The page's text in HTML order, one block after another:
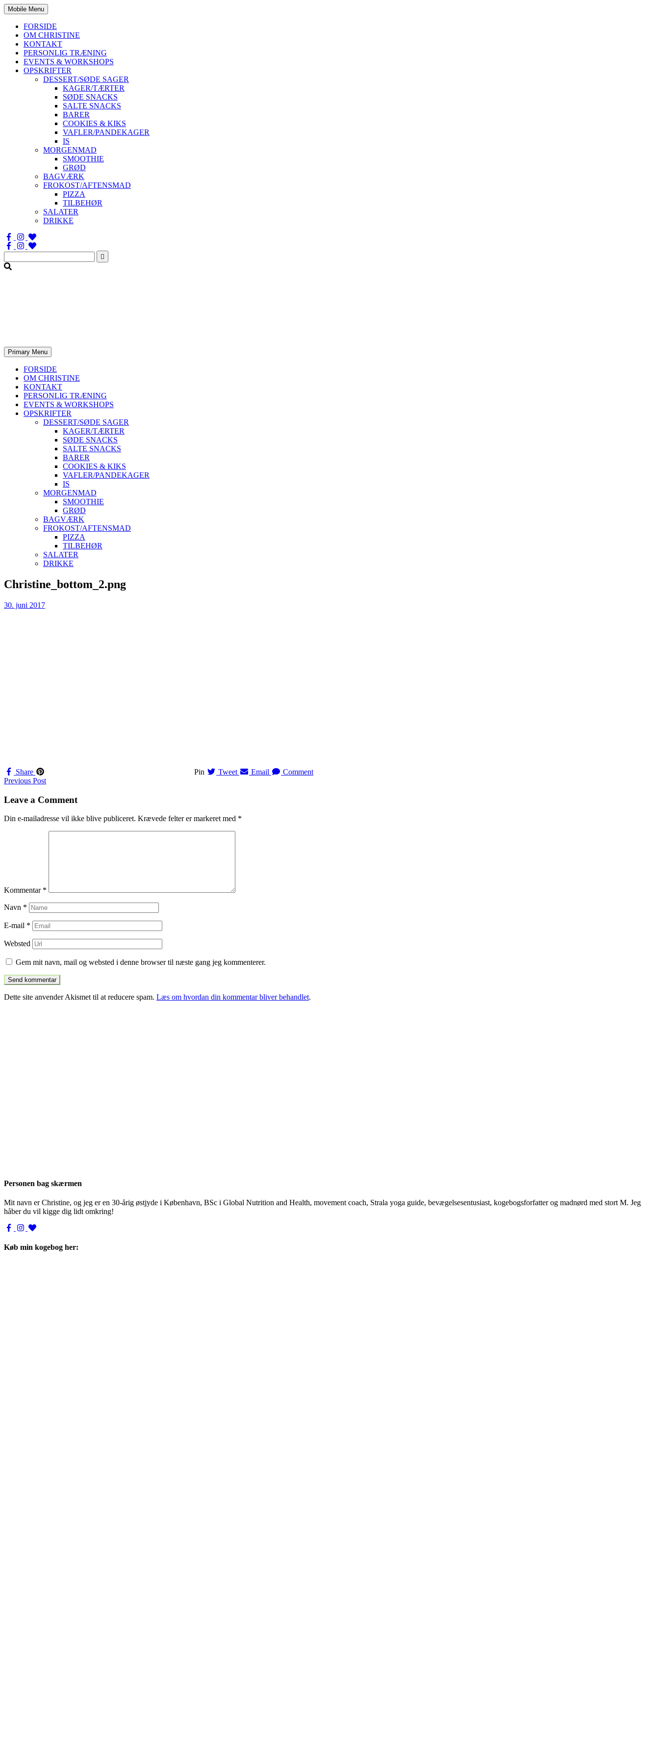
Mobile Menu
FORSIDE
OM CHRISTINE
KONTAKT
PERSONLIG TRÆNING
EVENTS & WORKSHOPS
OPSKRIFTER
DESSERT/SØDE SAGER
KAGER/TÆRTER
SØDE SNACKS
SALTE SNACKS
BARER
COOKIES & KIKS
VAFLER/PANDEKAGER
IS
MORGENMAD
SMOOTHIE
GRØD
BAGVÆRK
FROKOST/AFTENSMAD
PIZZA
TILBEHØR
SALATER
DRIKKE
Søg
efter:
Primary Menu
FORSIDE
OM CHRISTINE
KONTAKT
PERSONLIG TRÆNING
EVENTS & WORKSHOPS
OPSKRIFTER
DESSERT/SØDE SAGER
KAGER/TÆRTER
SØDE SNACKS
SALTE SNACKS
BARER
COOKIES & KIKS
VAFLER/PANDEKAGER
IS
MORGENMAD
SMOOTHIE
GRØD
BAGVÆRK
FROKOST/AFTENSMAD
PIZZA
TILBEHØR
SALATER
DRIKKE
Skip
to
Christine_bottom_2.png
30. juni 2017
Share Pin Tweet Email Comment
Navigation
til
Previous Post
Leave a Comment
Din e-mailadresse vil ikke blive publiceret. Krævede felter er markeret med *
Kommentar *
Navn *
E-mail *
Websted
Gem mit navn, mail og websted i denne browser til næste gang jeg kommenterer.
Dette site anvender Akismet til at reducere spam. Læs om hvordan din kommentar bliver behandlet.
Personen bag skærmen
Mit navn er Christine, og jeg er en 30-årig østjyde i København, BSc i Global Nutrition and Health, movement coach, Strala yoga guide, bevægelsesentusiast, kogebogsforfatter og madnørd med stort M. Jeg
håber du vil kigge dig lidt omkring!
Køb min kogebog her: